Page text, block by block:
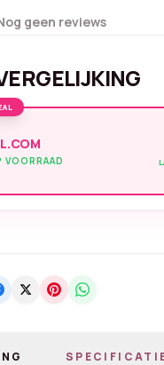
geen reviews
VOORRAAD